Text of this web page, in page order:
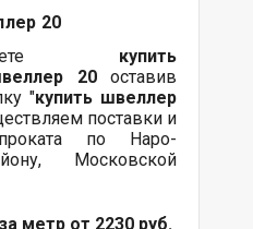
20
купить
20оставив
"купить швеллер
поставки и
по Наро-
Московской
метр от 2230 руб.